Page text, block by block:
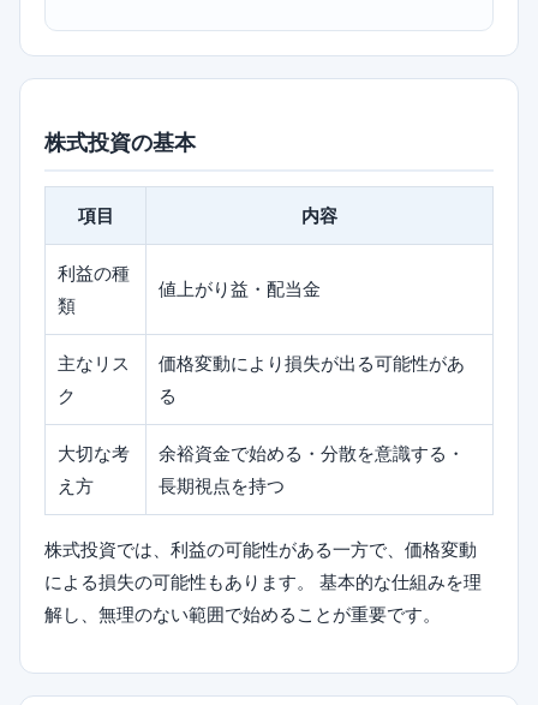
株式投資の基本
項目 内容
利益の種
類
値上がり益・配当金
主なリス
ク
価格変動により損失が出る可能性があ
る
大切な考
え方
余裕資金で始める・分散を意識する・
長期視点を持つ
株式投資では、利益の可能性がある一方で、価格変動
による損失の可能性もあります。 基本的な仕組みを理
解し、無理のない範囲で始めることが重要です。